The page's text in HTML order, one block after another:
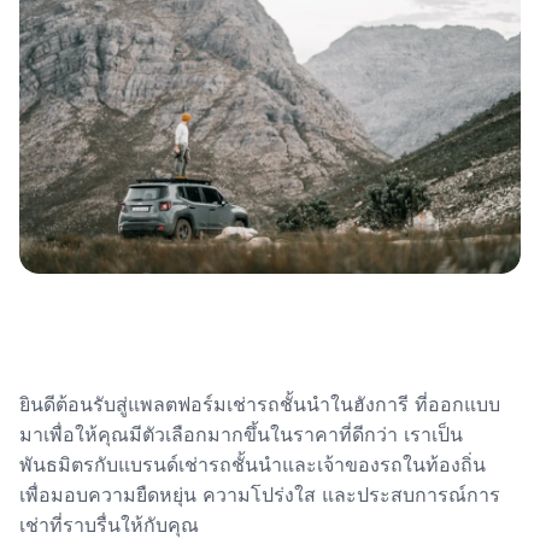
ยินดีต้อนรับสู่แพลตฟอร์มเช่ารถชั้นนำในฮังการี ที่ออกแบบ
มาเพื่อให้คุณมีตัวเลือกมากขึ้นในราคาที่ดีกว่า เราเป็น
พันธมิตรกับแบรนด์เช่ารถชั้นนำและเจ้าของรถในท้องถิ่น
เพื่อมอบความยืดหยุ่น ความโปร่งใส และประสบการณ์การ
เช่าที่ราบรื่นให้กับคุณ